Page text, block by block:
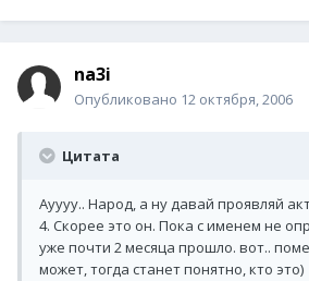
na3i
Опубликовано 12 октября, 2006
Цитата
Ауууу.. Народ, а ну давай проявляй
4. Скорее это он. Пока с именем не
уже почти 2 месяца прошло. вот..
может, тогда станет понятно, кто это)